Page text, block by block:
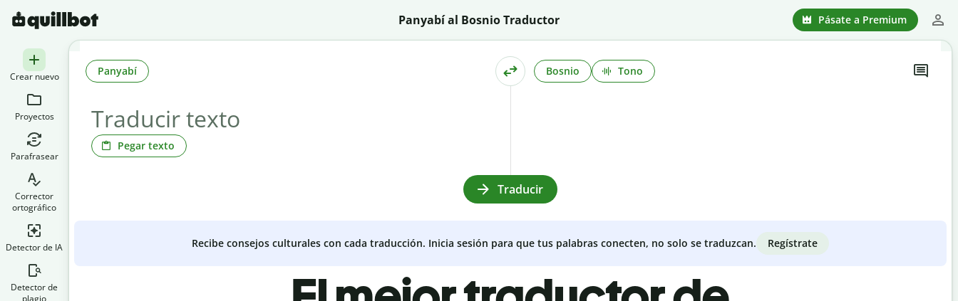
Panyabí al Bosnio Traductor Pásate a Premium
Crear nuevo
Proyectos
Parafrasear
Corrector
ortográfico
Detector de IA
Detector de
plagio
Pegar texto
Panyabí Bosnio Tono
Traducir
Recibe consejos culturales con cada traducción. Inicia sesión para que tus palabras conecten, no solo se traduzcan. Regístrate